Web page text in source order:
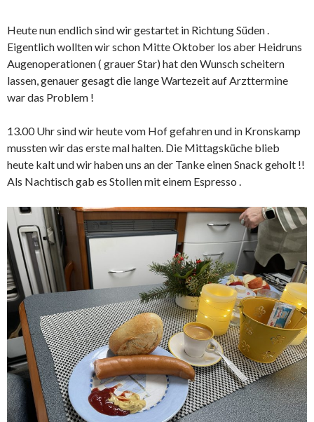
Heute nun endlich sind wir gestartet in Richtung Süden .
Eigentlich wollten wir schon Mitte Oktober los aber Heidruns
Augenoperationen ( grauer Star) hat den Wunsch scheitern
lassen, genauer gesagt die lange Wartezeit auf Arzttermine
war das Problem !
13.00 Uhr sind wir heute vom Hof gefahren und in Kronskamp
mussten wir das erste mal halten. Die Mittagsküche blieb
heute kalt und wir haben uns an der Tanke einen Snack geholt !!
Als Nachtisch gab es Stollen mit einem Espresso .